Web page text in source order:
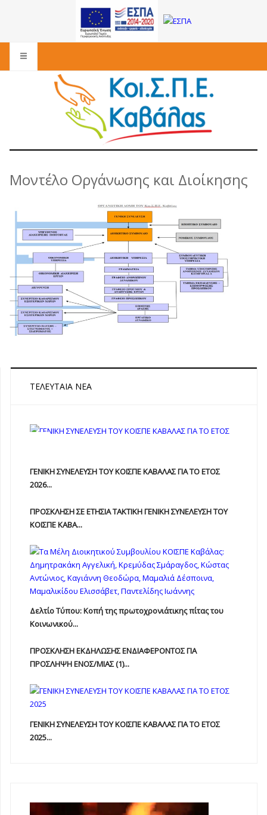
Μοντέλο Οργάνωσης και Διοίκησης
ΤΕΛΕΥΤΑΊΑ ΝΈΑ
ΓΕΝΙΚΗ ΣΥΝΕΛΕΥΣΗ ΤΟΥ ΚΟΙΣΠΕ ΚΑΒΑΛΑΣ ΓΙΑ ΤΟ ΕΤΟΣ
2026...
ΠΡΟΣΚΛΗΣΗ ΣΕ ΕΤΗΣΙΑ TAKTIKH ΓΕΝΙΚΗ ΣΥΝΕΛΕΥΣΗ ΤΟΥ
ΚΟΙΣΠΕ ΚΑΒΑ...
Δελτίο Τύπου: Κοπή της πρωτοχρονιάτικης πίτας του
Κοινωνικού...
ΠΡΟΣΚΛΗΣΗ ΕΚΔΗΛΩΣΗΣ ΕΝΔΙΑΦΕΡΟΝΤΟΣ ΓΙΑ
ΠΡΟΣΛΗΨΗ ΕΝOΣ/ΜΙΑΣ (1)...
ΓΕΝΙΚΗ ΣΥΝΕΛΕΥΣΗ ΤΟΥ ΚΟΙΣΠΕ ΚΑΒΑΛΑΣ ΓΙΑ ΤΟ ΕΤΟΣ
2025...